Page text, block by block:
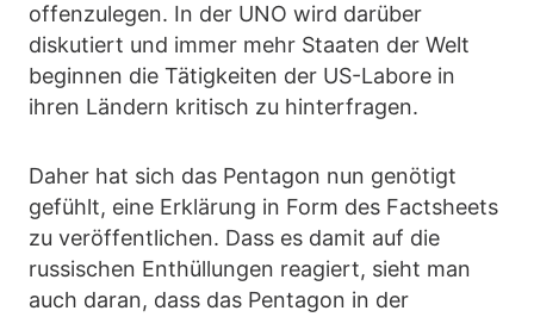
offenzulegen. In der UNO wird darüber
diskutiert und immer mehr Staaten der Welt
beginnen die Tätigkeiten der US-Labore in
ihren Ländern kritisch zu hinterfragen.
Daher hat sich das Pentagon nun genötigt
gefühlt, eine Erklärung in Form des Factsheets
zu veröffentlichen. Dass es damit auf die
russischen Enthüllungen reagiert, sieht man
auch daran, dass das Pentagon in der